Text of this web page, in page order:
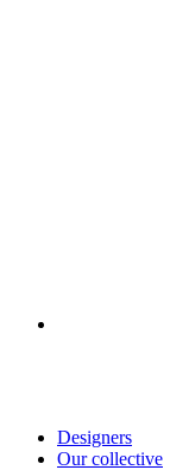
Designers
Our collective